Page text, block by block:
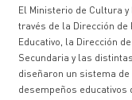
El Ministerio de Cultura y
través de la Dirección de
Educativo, la Dirección
Secundaria y las
diseñaron un sistema
desempeños educativos